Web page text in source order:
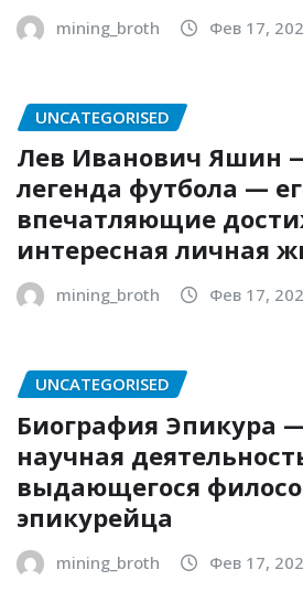
mining_broth Фев 17,
UNCATEGORISED
Лев Иванович Яшин
легенда футбола —
впечатляющие
интересная личная
mining_broth Фев 17,
UNCATEGORISED
Биография Эпикура
научная
выдающегося
эпикурейца
mining_broth Фев 17,